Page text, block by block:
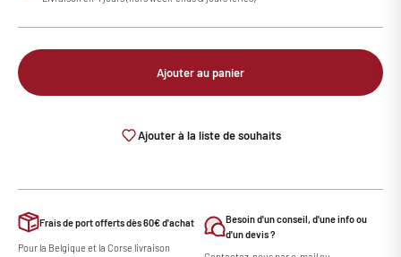
Ajouter au panier
Ajouter à la liste de souhaits
Frais de port offerts dès 60€ d'achat
Pour la Belgique et la Corse livraison
Besoin d'un conseil, d'une info ou
d'un devis ?